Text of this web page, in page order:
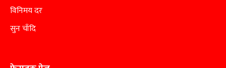
विनिमय दर
सुन चाँदि